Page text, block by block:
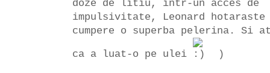
doze de litiu, intr-un acces de
impulsivitate, Leonard
cumpere o superba pelerina. Si
ca a luat-o pe ulei
)